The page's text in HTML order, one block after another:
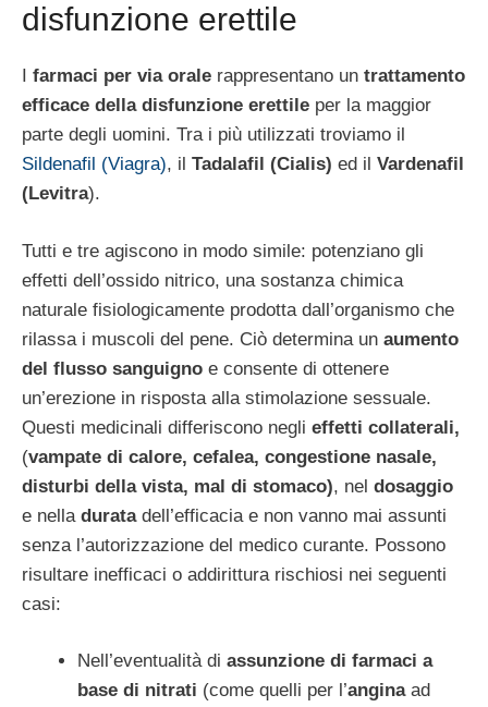
disfunzione erettile
farmaci per via orale rappresentano un trattamento
efficace della disfunzione erettile per la maggior
parte degli uomini. Tra i più utilizzati troviamo il
Sildenafil (Viagra), il Tadalafil (Cialis) ed il Vardenafil
(Levitra).
Tutti e tre agiscono in modo simile: potenziano gli
effetti dell’ossido nitrico, una sostanza chimica
naturale fisiologicamente prodotta dall’organismo che
rilassa i muscoli del pene. Ciò determina un aumento
del flusso sanguigno e consente di ottenere
un’erezione in risposta alla stimolazione sessuale.
Questi medicinali differiscono negli effetti collaterali,
(vampate di calore, cefalea, congestione nasale,
disturbi della vista, mal di stomaco), nel dosaggio
e nella duratadell’efficacia e non vanno mai assunti
senza l’autorizzazione del medico curante. Possono
risultare inefficaci o addirittura rischiosi nei seguenti
casi:
Nell’eventualità di assunzione di farmaci a
base di nitrati (come quelli per l’anginaad